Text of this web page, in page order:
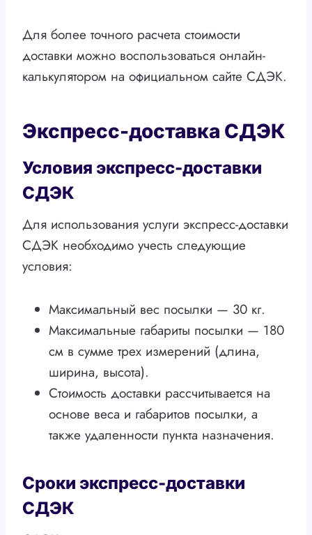
Для более точного расчета стоимости
доставки можно воспользоваться онлайн-
калькулятором на официальном сайте СДЭК.
Экспресс-доставка СДЭК
Условия экспресс-доставки
СДЭК
Для использования услуги экспресс-доставки
СДЭК необходимо учесть следующие
условия:
Максимальный вес посылки — 30 кг.
Максимальные габариты посылки — 180
см в сумме трех измерений (длина,
ширина, высота).
Стоимость доставки рассчитывается на
основе веса и габаритов посылки, а
также удаленности пункта назначения.
Сроки экспресс-доставки
СДЭК